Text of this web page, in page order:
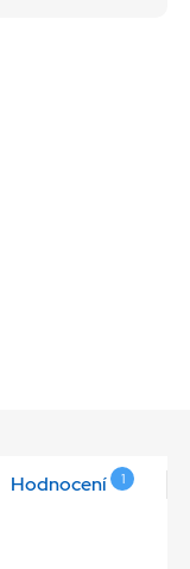
Hodnocení 1